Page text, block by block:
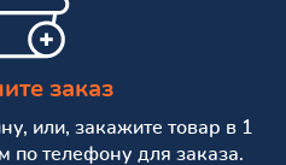
заказ
или, закажите товар в 1
по телефону для заказа.